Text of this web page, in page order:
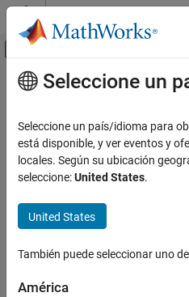
Saltar al contenido
Mostrar/ocultar
Inicio de Documentación
Contenido principal
¿Qué tan útil
Seleccione un
Seleccione un país/idioma para
está disponible, y ver eventos y
locales. Según su ubicación
seleccione:United States.
United States
También puede seleccionar uno
América